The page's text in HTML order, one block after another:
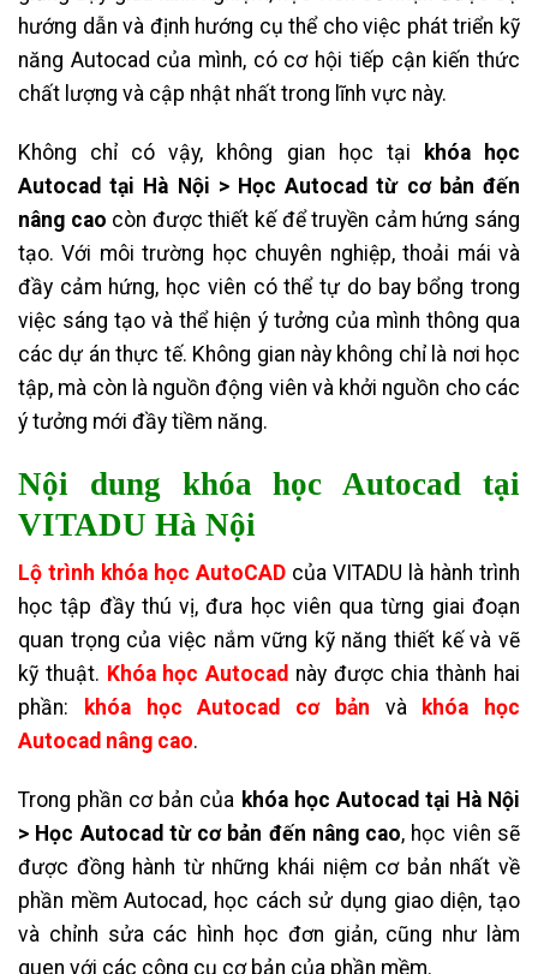
hướng dẫn và định hướng cụ thể cho việc phát triển kỹ
năng Autocad của mình, có cơ hội tiếp cận kiến thức
chất lượng và cập nhật nhất trong lĩnh vực này.
Không chỉ có vậy, không gian học tại
khóa học
Autocad tại Hà Nội > Học Autocad từ cơ bản đến
nâng cao còn được thiết kế để truyền cảm hứng sáng
tạo. Với môi trường học chuyên nghiệp, thoải mái và
đầy cảm hứng, học viên có thể tự do bay bổng trong
việc sáng tạo và thể hiện ý tưởng của mình thông qua
các dự án thực tế. Không gian này không chỉ là nơi học
tập, mà còn là nguồn động viên và khởi nguồn cho các
ý tưởng mới đầy tiềm năng.
Nội dung khóa học Autocad tại
VITADU Hà Nội
Lộ trình khóa học AutoCAD của VITADU là hành trình
học tập đầy thú vị, đưa học viên qua từng giai đoạn
quan trọng của việc nắm vững kỹ năng thiết kế và vẽ
kỹ thuật. Khóa học Autocad này được chia thành hai
phần:
khóa học Autocad cơ bản và
khóa học
Autocad nâng cao.
Trong phần cơ bản của khóa học Autocad tại Hà Nội
> Học Autocad từ cơ bản đến nâng cao, học viên sẽ
được đồng hành từ những khái niệm cơ bản nhất về
phần mềm Autocad, học cách sử dụng giao diện, tạo
và chỉnh sửa các hình học đơn giản, cũng như làm
quen với các công cụ cơ bản của phần mềm.